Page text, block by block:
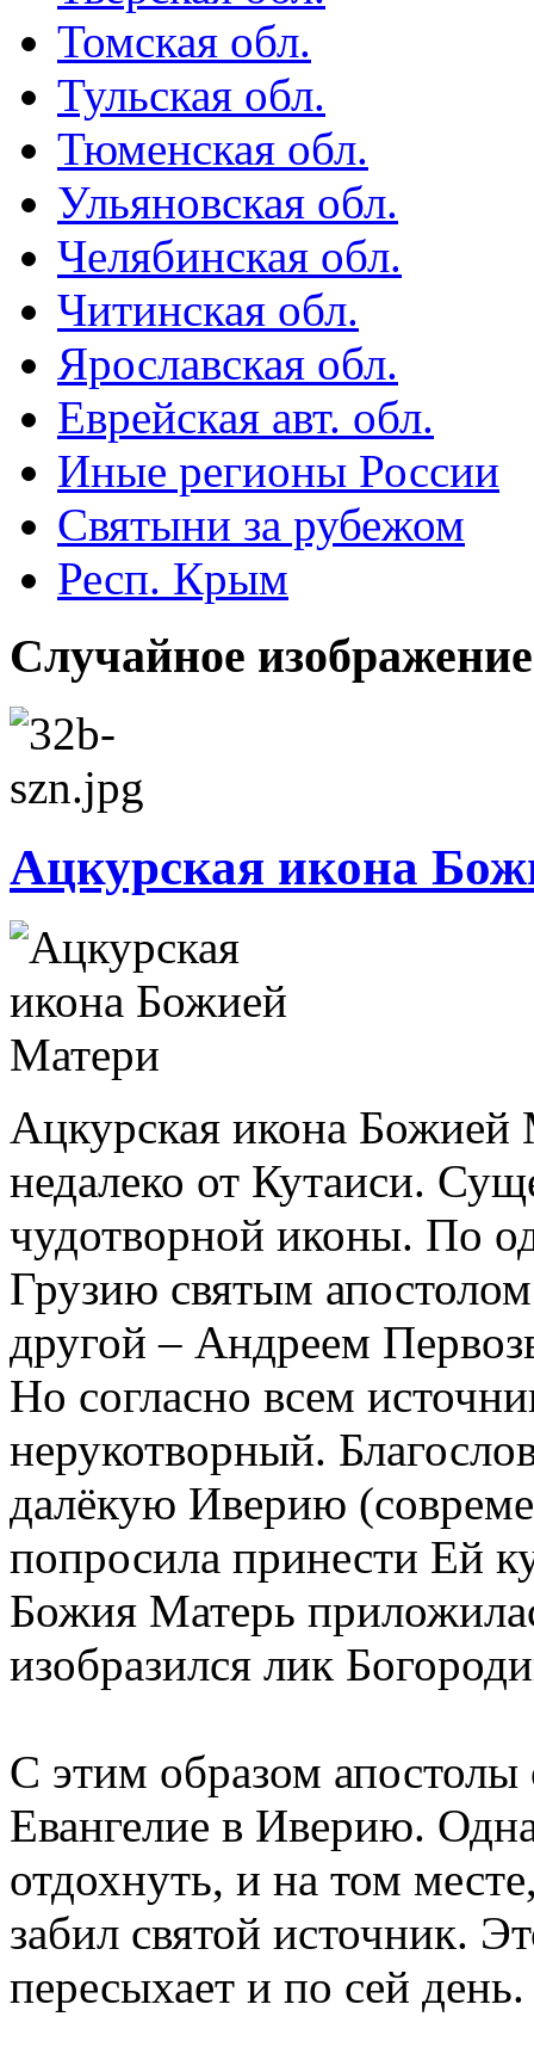
Томская обл.
Тульская обл.
Тюменская обл.
Ульяновская обл.
Челябинская обл.
Читинская обл.
Ярославская обл.
Еврейская авт. обл.
Иные регионы России
Святыни за рубежом
Респ. Крым
Случайное изображение
Ацкурская икона
Ацкурская икона Божией
недалеко от Кутаиси.
чудотворной иконы. По
Грузию святым
другой – Андреем
Но согласно всем
нерукотворный.
далёкую Иверию
попросила принести Ей
Божия Матерь
изобразился лик
С этим образом апостолы
Евангелие в Иверию.
отдохнуть, и на том
забил святой источник.
пересыхает и по сей день.